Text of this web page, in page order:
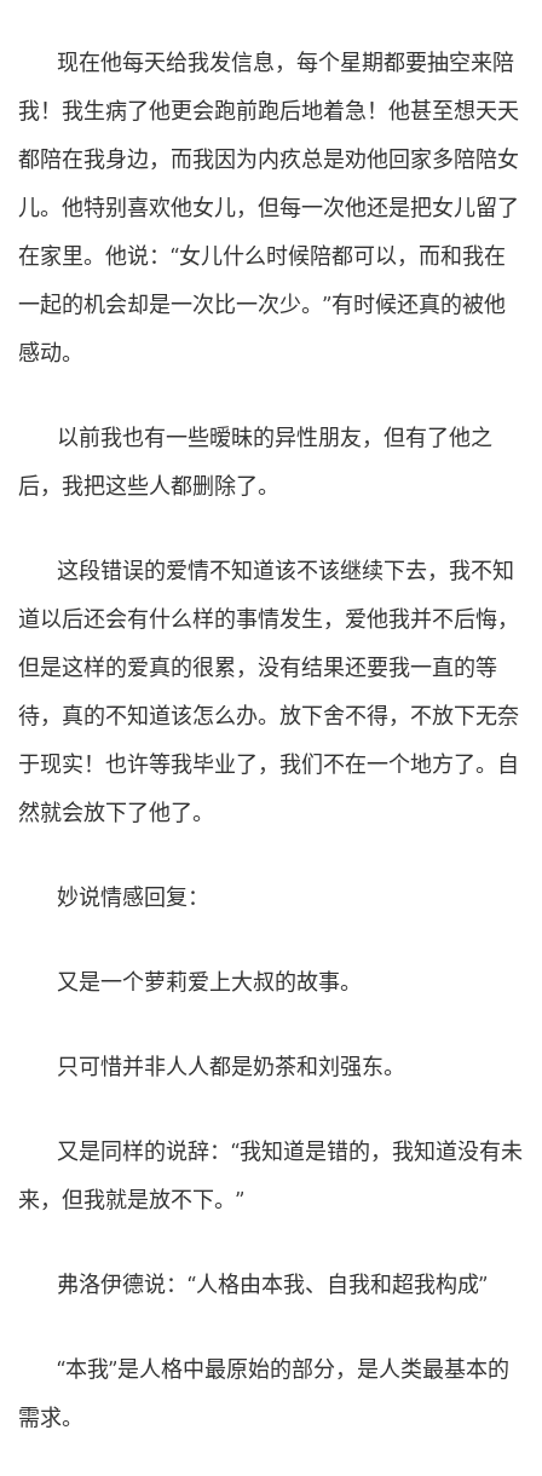
现在他每天给我发信息，每个星期都要抽空来陪
我！我生病了他更会跑前跑后地着急！他甚至想天天
都陪在我身边，而我因为内疚总是劝他回家多陪陪女
儿。他特别喜欢他女儿，但每一次他还是把女儿留了
在家里。他说：“女儿什么时候陪都可以，而和我在
一起的机会却是一次比一次少。”有时候还真的被他
感动。
以前我也有一些暧昧的异性朋友，但有了他之
后，我把这些人都删除了。
这段错误的爱情不知道该不该继续下去，我不知
道以后还会有什么样的事情发生，爱他我并不后悔，
但是这样的爱真的很累，没有结果还要我一直的等
待，真的不知道该怎么办。放下舍不得，不放下无奈
于现实！也许等我毕业了，我们不在一个地方了。自
然就会放下了他了。
妙说情感回复：
又是一个萝莉爱上大叔的故事。
只可惜并非人人都是奶茶和刘强东。
又是同样的说辞：“我知道是错的，我知道没有未
来，但我就是放不下。”
弗洛伊德说：“人格由本我、自我和超我构成”
“本我”是人格中最原始的部分，是人类最基本的
需求。